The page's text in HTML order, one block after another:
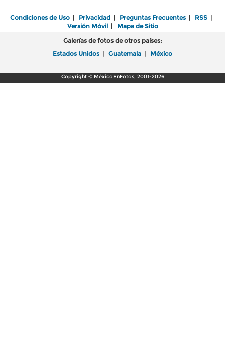
Condiciones de Uso | Privacidad | Preguntas Frecuentes | RSS |
Versión Móvil| Mapa de Sitio
Galerías de fotos de otros países:
Estados Unidos | Guatemala | México
Copyright © MéxicoEnFotos, 2001-2026